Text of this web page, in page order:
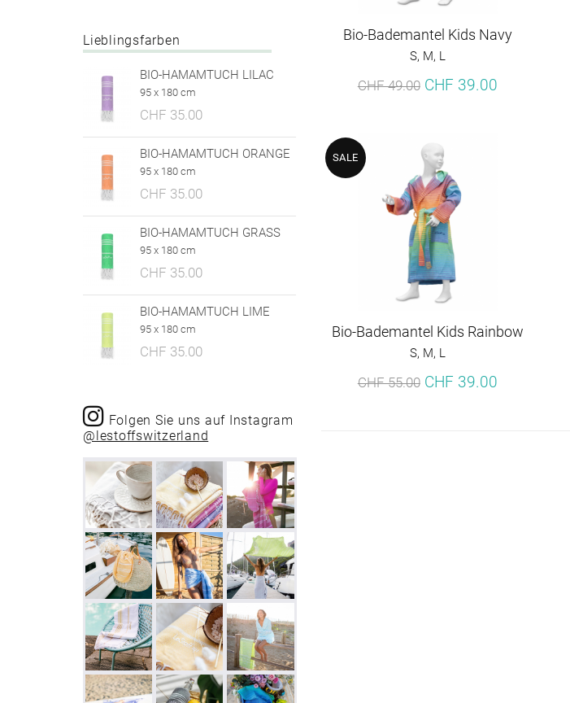
Lieblingsfarben
BIO-HAMAMTUCH LILAC
95 x 180 cm
CHF 35.00
BIO-HAMAMTUCH ORANGE
95 x 180 cm
CHF 35.00
BIO-HAMAMTUCH GRASS
95 x 180 cm
CHF 35.00
BIO-HAMAMTUCH LIME
95 x 180 cm
CHF 35.00
Folgen Sie uns auf Instagram
@lestoffswitzerland
Bio-Bademantel Kids Navy
S, M, L
CHF 49.00 CHF 39.00
SALE
Bio-Bademantel Kids Rainbow
S, M, L
CHF 55.00 CHF 39.00